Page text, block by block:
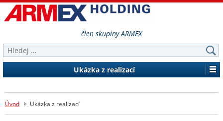
člen skupiny ARMEX
Ukázka z realizací
Úvod › Ukázka z realizací